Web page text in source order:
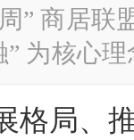
” 商居联
” 为核心
格局、